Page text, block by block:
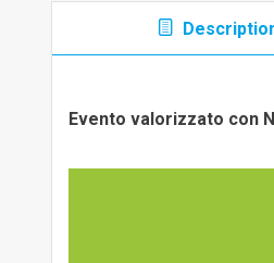
Evento valorizzato con